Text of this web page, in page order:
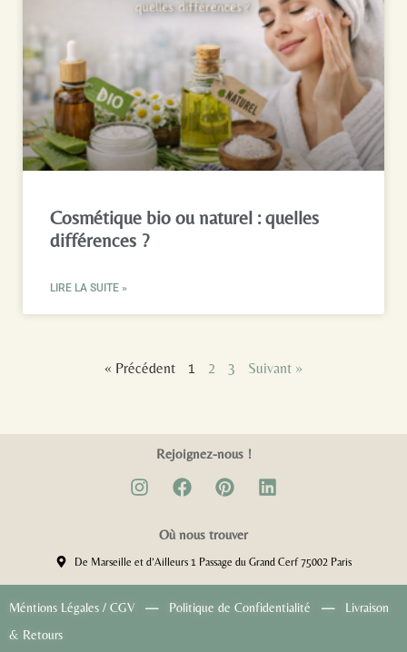
Cosmétique bio ou naturel : quelles
différences ?
LIRE LA SUITE »
« Précédent 1 2 3 Suivant »
Rejoignez-nous !
Où nous trouver
De Marseille et d’Ailleurs 1 Passage du Grand Cerf 75002 Paris​​
Méntions Légales / CGV — Politique de Confidentialité —
Livraison
& Retours